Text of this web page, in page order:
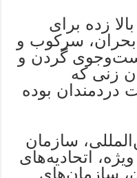
زده برای
سرکوب و
گردن و
زنی که
بوده
سازمان
اتحادیه‌های
سازمان‌های